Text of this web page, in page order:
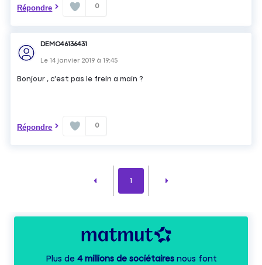
Répondre 0
DEMO46136431
Le14 janvier 2019 à19:45
Bonjour , c'est pas le frein a main ?
Répondre 0
1
Plus de 4 millions de sociétairesnous font